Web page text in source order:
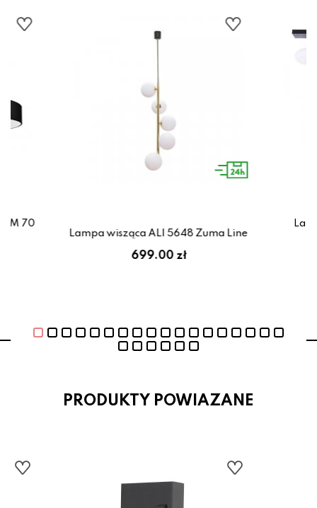
70
Lampa wisząca ALI 5648 Zuma Line
699.00 zł
PRODUKTY POWIAZANE